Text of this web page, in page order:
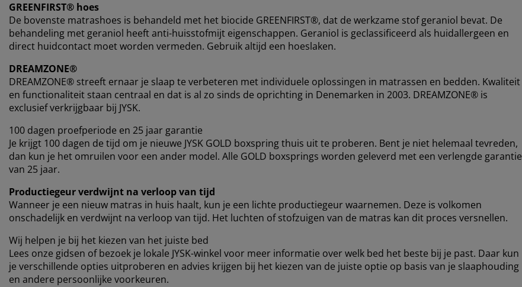
GREENFIRST® hoes
De bovenste matrashoes is behandeld met het biocide GREENFIRST®, dat de werkzame stof geraniol bevat. De
behandeling met geraniol heeft anti-huisstofmijt eigenschappen. Geraniol is geclassificeerd als huidallergeen en
direct huidcontact moet worden vermeden. Gebruik altijd een hoeslaken.
DREAMZONE®
DREAMZONE® streeft ernaar je slaap te verbeteren met individuele oplossingen in matrassen en bedden. Kwaliteit
en functionaliteit staan ​​centraal en dat is al zo sinds de oprichting in Denemarken in 2003. DREAMZONE® is
exclusief verkrijgbaar bij JYSK.
100 dagen proefperiode en 25 jaar garantie
Je krijgt 100 dagen de tijd om je nieuwe JYSK GOLD boxspring thuis uit te proberen. Bent je niet helemaal tevreden,
dan kun je het omruilen voor een ander model. Alle GOLD boxsprings worden geleverd met een verlengde garantie
van 25 jaar.
Productiegeur verdwijnt na verloop van tijd
Wanneer je een nieuw matras in huis haalt, kun je een lichte productiegeur waarnemen. Deze is volkomen
onschadelijk en verdwijnt na verloop van tijd. Het luchten of stofzuigen van de matras kan dit proces versnellen.
Wij helpen je bij het kiezen van het juiste bed
Lees onze gidsen of bezoek je lokale JYSK-winkel voor meer informatie over welk bed het beste bij je past. Daar kun
je verschillende opties uitproberen en advies krijgen bij het kiezen van de juiste optie op basis van je slaaphouding
en andere persoonlijke voorkeuren.